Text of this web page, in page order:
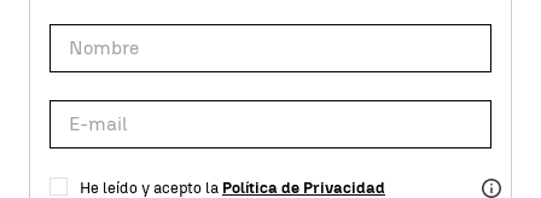
He leído y acepto la Política de Privacidad